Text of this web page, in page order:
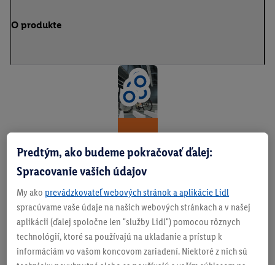
O produkte
Tv
oj
bi
cy
ke
l.
Predtým, ako budeme pokračovať ďalej:
Spracovanie vašich údajov
My ako prevádzkovateľ webových stránok a aplikácie Lidl
spracúvame vaše údaje na našich webových stránkach a v našej
aplikácii (ďalej spoločne len "služby Lidl") pomocou rôznych
technológií, ktoré sa používajú na ukladanie a prístup k
informáciám vo vašom koncovom zariadení. Niektoré z nich sú